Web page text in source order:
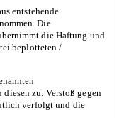
entstehende
Die
die Haftung und
beplotteten /
zu. Verstoß gegen
verfolgt und die